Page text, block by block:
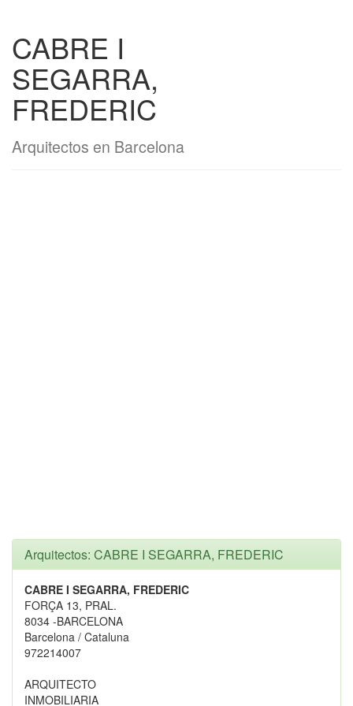
CABRE I
SEGARRA,
FREDERIC
Arquitectos en Barcelona
Arquitectos: CABRE I SEGARRA, FREDERIC
CABRE I SEGARRA, FREDERIC
FORÇA 13, PRAL.
8034 -BARCELONA
Barcelona / Cataluna
972214007
ARQUITECTO
INMOBILIARIA